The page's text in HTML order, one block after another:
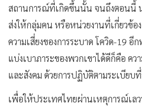
สถานการณ์ที่เกิดขึ้นนั้น จนถึงตอนนี้
ส่งให้กลุ่มคน หรือหน่วยงานที่เกี่ยวข้อ
ความเสี่ยงของการระบาด โควิด-19 อี
แบ่งเบาภาระของพวกเขาได้ดีก็คือ คว
และสังคม ด้วยการปฏิบัติตามระเบียบที่
เพื่อให้ประเทศไทยผ่านเหตุการณ์เล